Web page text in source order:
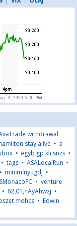
withdrawal
stay alive • a
• egyb gp klcsnzs •
• tags • ASALocalRun •
• minimlnyugdj •
• venture
• 62,01,nAyAhwzj •
mohcs • Edwin